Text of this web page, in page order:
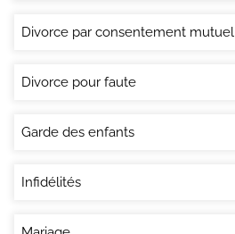
Divorce par consentement mutuel
Divorce pour faute
Garde des enfants
Infidélités